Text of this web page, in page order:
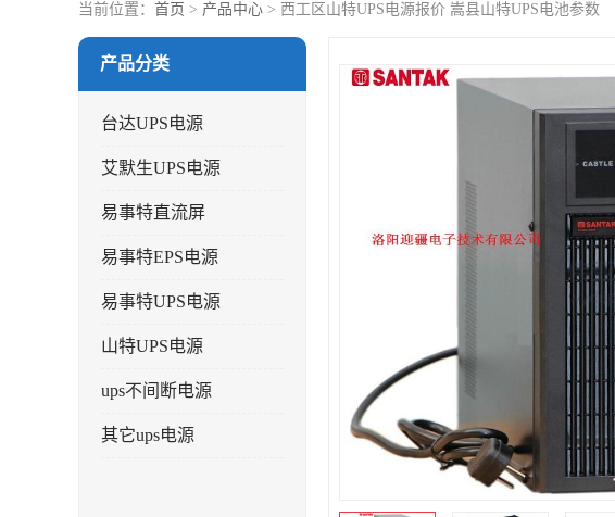
当前位置： 首页 > 产品中心 > 西工区山特UPS电源报价 嵩县山特UPS电池参数
产品分类
台达UPS电源
艾默生UPS电源
易事特直流屏
易事特EPS电源
易事特UPS电源
山特UPS电源
ups不间断电源
其它ups电源